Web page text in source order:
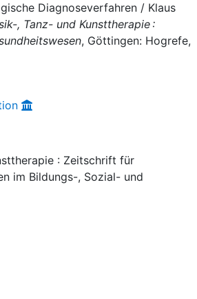
Diagnoseverfahren / Klaus
, Tanz- und Kunsttherapie :
, Göttingen: Hogrefe,
: Zeitschrift für
im Bildungs-, Sozial- und